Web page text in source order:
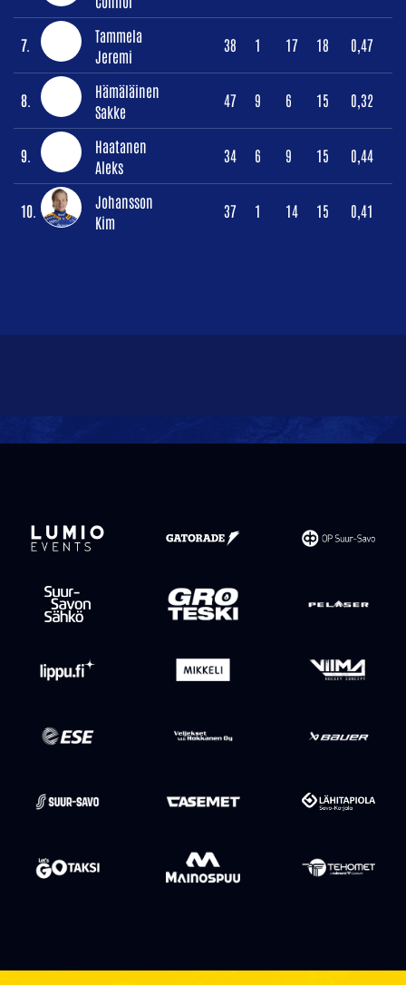
7.
Tammela
Jeremi
38 1 17 18 0,47
8.
Hämäläinen
Sakke
47 9 6 15 0,32
9.
Haatanen
Aleks
34 6 9 15 0,44
10.
Johansson
Kim
37 1 14 15 0,41